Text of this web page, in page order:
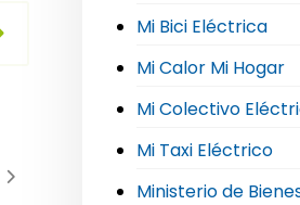
Mi Bici Eléctrica
Mi Calor Mi Hogar
Mi Colectivo
Mi Taxi Eléctrico
Ministerio de